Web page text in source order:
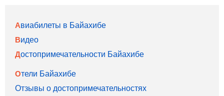
Авиабилеты в Байахибе
Видео
Достопримечательности Байахибе
Отели Байахибе
Отзывы о достопримечательностях